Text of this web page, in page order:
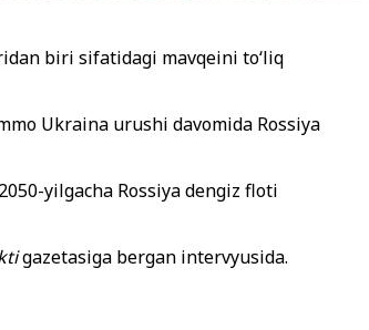
biri sifatidagi mavqeini to‘liq
Ukraina urushi davomida Rossiya
yilgacha Rossiya dengiz floti
gazetasiga bergan intervyusida.